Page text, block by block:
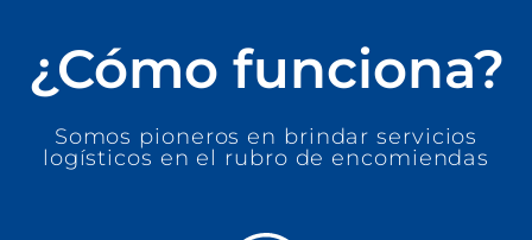
¿Cómo funciona?
Somos pioneros en brindar servicios
logísticos en el rubro de encomiendas